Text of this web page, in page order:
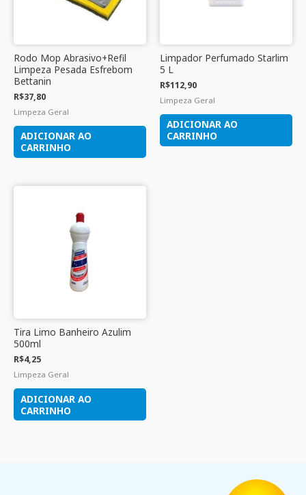
Rodo Mop Abrasivo+Refil
Limpeza Pesada Esfrebom
Bettanin
R$37,80
Limpeza Geral
ADICIONAR AO
CARRINHO
Limpador Perfumado Starlim
5 L
R$112,90
Limpeza Geral
ADICIONAR AO
CARRINHO
Tira Limo Banheiro Azulim
500ml
R$4,25
Limpeza Geral
ADICIONAR AO
CARRINHO